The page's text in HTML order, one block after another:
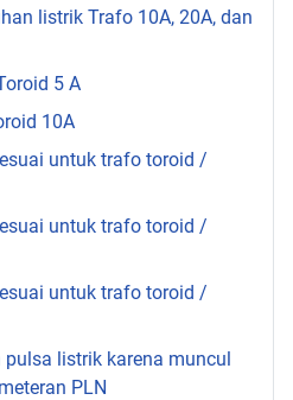
listrik Trafo 10A, 20A, dan
5 A
10A
untuk trafo toroid /
untuk trafo toroid /
untuk trafo toroid /
listrik karena muncul
PLN